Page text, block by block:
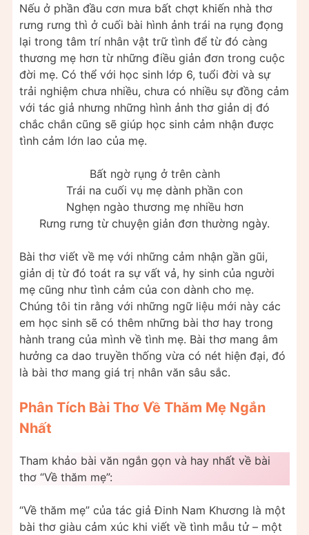
Nếu ở phần đầu cơn mưa bất chợt khiến nhà thơ
rưng rưng thì ở cuối bài hình ảnh trái na rụng đọng
lại trong tâm trí nhân vật trữ tình để từ đó càng
thương mẹ hơn từ những điều giản đơn trong cuộc
đời mẹ. Có thể với học sinh lớp 6, tuổi đời và sự
trải nghiệm chưa nhiều, chưa có nhiều sự đồng cảm
với tác giả nhưng những hình ảnh thơ giản dị đó
chắc chắn cũng sẽ giúp học sinh cảm nhận được
tình cảm lớn lao của mẹ.
Bất ngờ rụng ở trên cành
Trái na cuối vụ mẹ dành phần con
Nghẹn ngào thương mẹ nhiều hơn
Rưng rưng từ chuyện giản đơn thường ngày.
Bài thơ viết về mẹ với những cảm nhận gần gũi,
giản dị từ đó toát ra sự vất vả, hy sinh của người
mẹ cũng như tình cảm của con dành cho mẹ.
Chúng tôi tin rằng với những ngữ liệu mới này các
em học sinh sẽ có thêm những bài thơ hay trong
hành trang của mình về tình mẹ. Bài thơ mang âm
hưởng ca dao truyền thống vừa có nét hiện đại, đó
là bài thơ mang giá trị nhân văn sâu sắc.
Phân Tích Bài Thơ Về Thăm Mẹ Ngắn
Nhất
Tham khảo bài văn ngắn gọn và hay nhất về bài
thơ “Về thăm mẹ”:
“Về thăm mẹ” của tác giả Đinh Nam Khương là một
bài thơ giàu cảm xúc khi viết về tình mẫu tử – một